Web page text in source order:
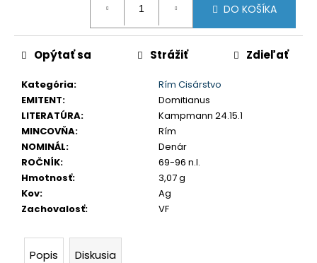
DO KOŠÍKA
Kategória:
Rím Cisárstvo
EMITENT:
Domitianus
LITERATÚRA:
Kampmann 24.15.1
MINCOVŇA:
Rím
NOMINÁL:
Denár
ROČNÍK:
69-96 n.l.
Hmotnosť:
3,07 g
Kov:
Ag
Zachovalosť: VF
Opýtať sa Strážiť Zdieľať
Popis Diskusia
m
e
USA
DOLLAR
1983
€35